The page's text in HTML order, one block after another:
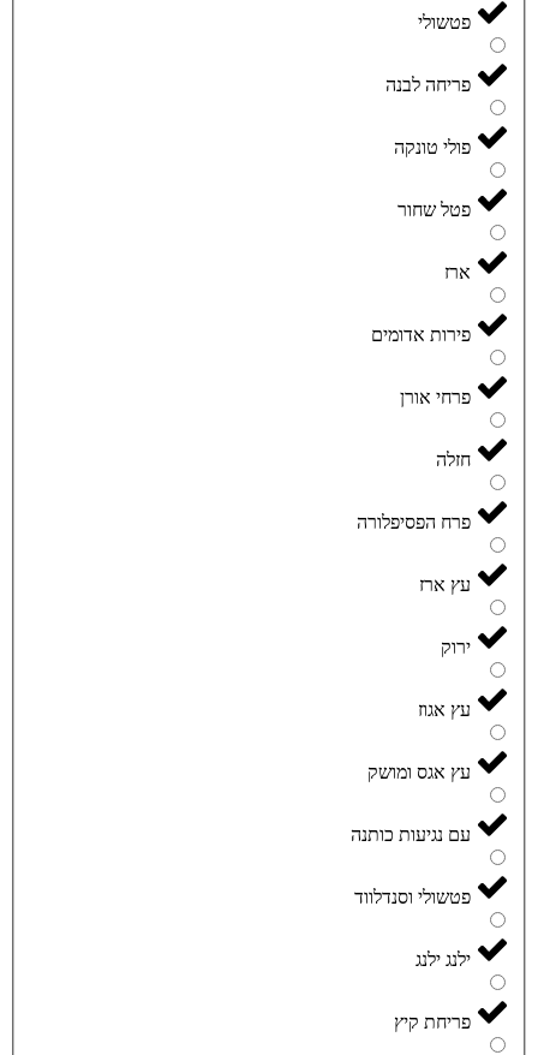
פטשולי
פריחה לבנה
פולי טונקה
פטל שחור
ארז
פירות אדומים
פרחי אורן
חזלה
פרח הפסיפלורה
עץ ארז
ירוק
עץ אגוז
עץ אגס ומושק
עם נגיעות כותנה
פטשולי וסנדלווד
ילנג ילנג
פריחת קיץ